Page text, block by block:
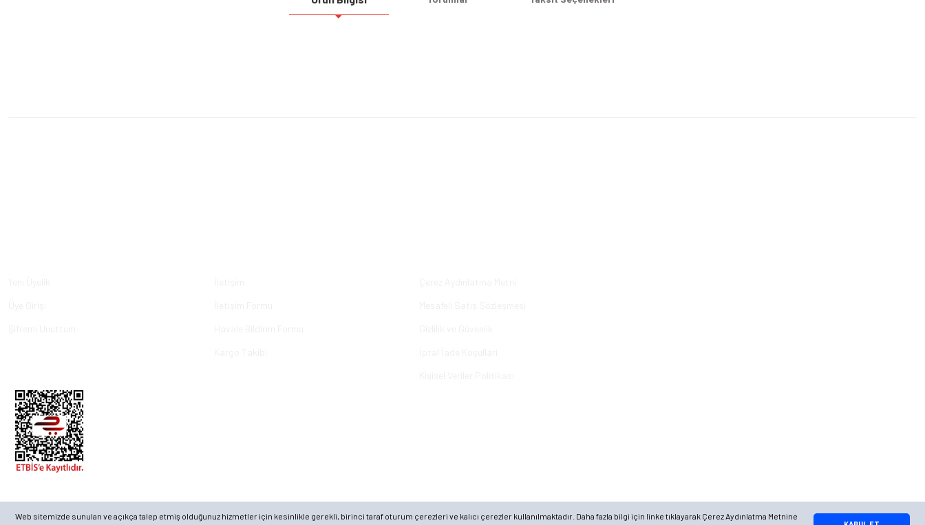
Web sitemizde sunulan ve açıkça talep etmiş olduğunuz hizmetler için kesinlikle gerekli, birinci taraf oturum çerezleri ve kalıcı çerezler kullanılmaktadır. Daha fazla bilgi için linke tıklayarak Çerez Aydınlatma Metnine
Whatsapp Bilgi Hattı